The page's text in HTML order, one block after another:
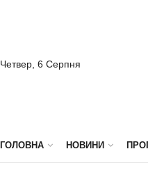
Четвер, 6 Серпня
ГОЛОВНА НОВИНИ